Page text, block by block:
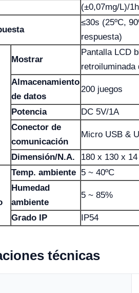
(±0,07mg/L)/1h
≤30s (25ºC,
respuesta)
Mostrar
Pantalla LCD
retroiluminada
Almacenamiento
de datos
200 juegos
Potencia
DC 5V/1A
Conector de
comunicación
Micro USB &
Dimensión/N.A. 180 x 130 x
Temp. ambiente 5 ~ 40ºC
Humedad
ambiente
5 ~ 85%
Grado IP IP54
técnicas